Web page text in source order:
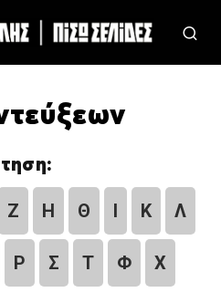
Ζ Η Θ Ι Κ Λ
Ρ Σ Τ Φ Χ